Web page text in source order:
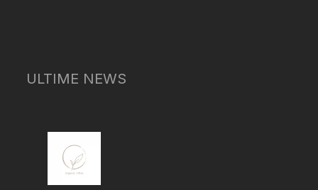
ULTIME NEWS